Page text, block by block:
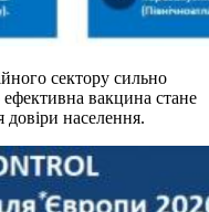
сектору сильно
вакцина стане
населення.